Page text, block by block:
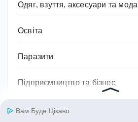
Одяг, взуття, аксесуари та мода
Освіта
Паразити
Підприємництво та бізнес
Побутова техніка